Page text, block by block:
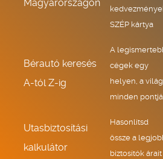
Magyarországon
SZÉP kártya
Bérautó keresés
A-tól Z-ig
A
cégek egy
helyen, a világ
minden
Utasbiztosítási
kalkulátor
Hasonlítsd
össze a
biztosítók árait